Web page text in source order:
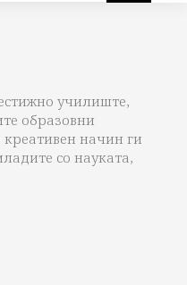
училиште,
образовни
начин ги
со науката,